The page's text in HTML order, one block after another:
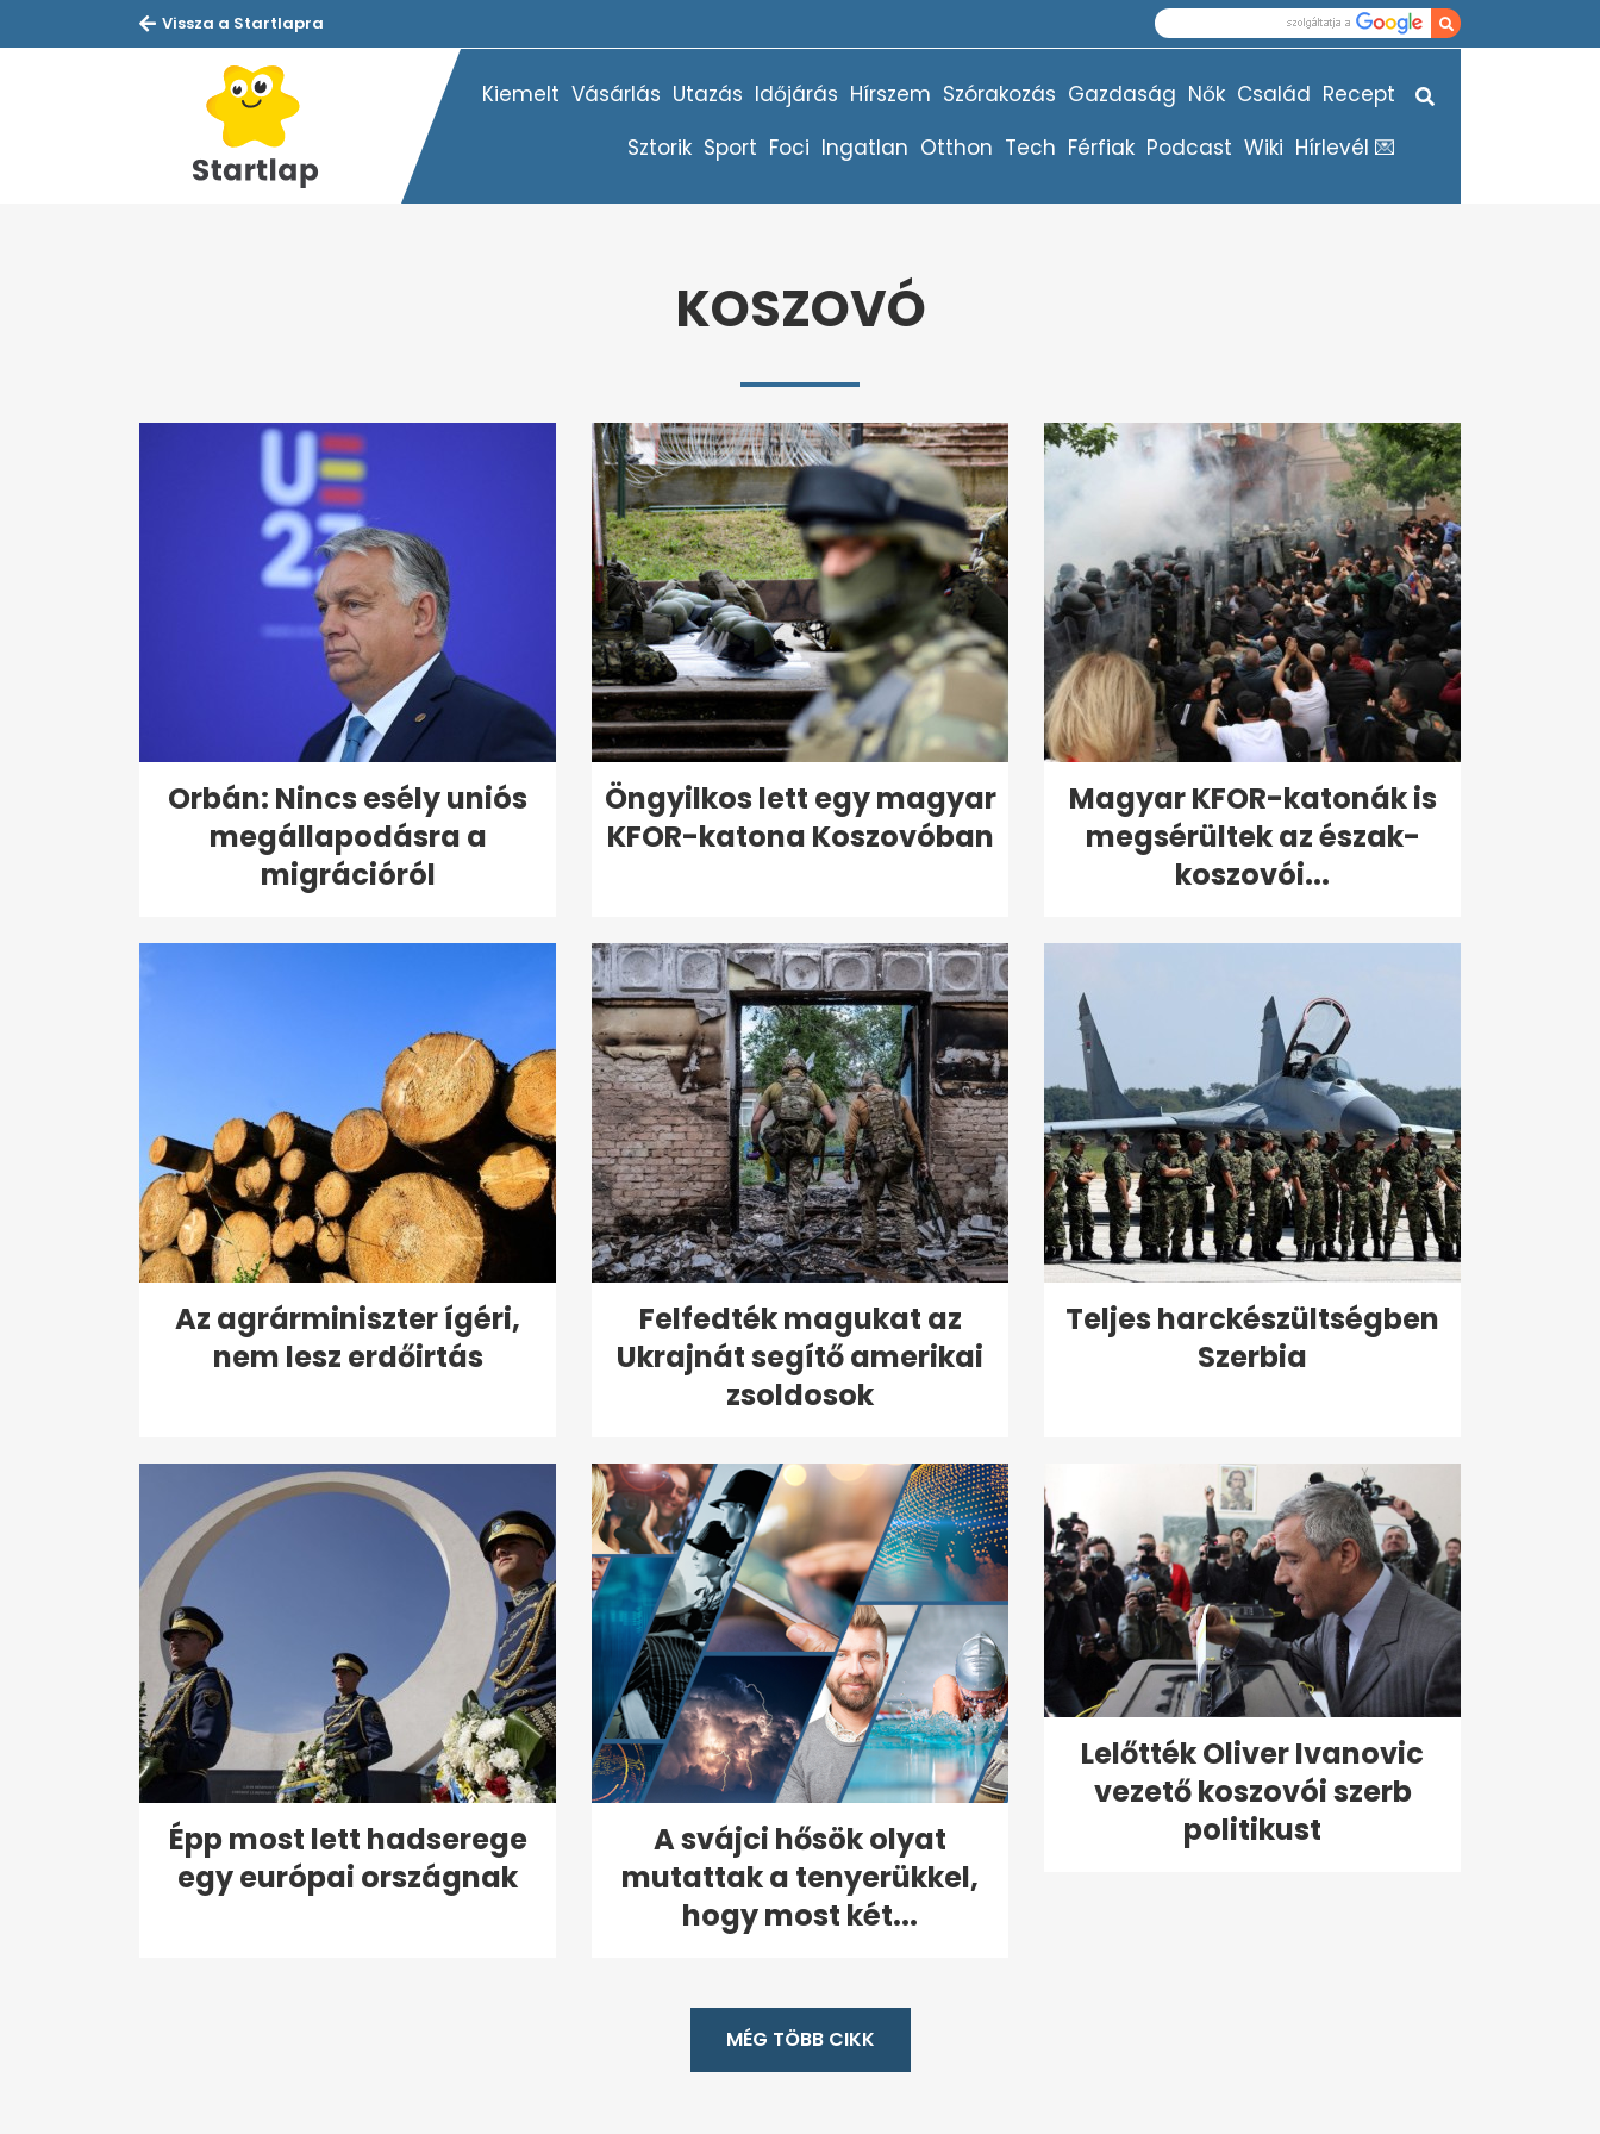
Vissza a Startlapra
Kiemelt Vásárlás Utazás Időjárás Hírszem Szórakozás Gazdaság Nők Család Recept
Sztorik Sport Foci Ingatlan Otthon Tech Férfiak Podcast Wiki Hírlevél 💌
KOSZOVÓ
Orbán: Nincs esély uniós
megállapodásra a
migrációról
Öngyilkos lett egy magyar
KFOR-katona Koszovóban
Magyar KFOR-katonák is
megsérültek az észak-
koszovói...
Az agrárminiszter ígéri,
nem lesz erdőirtás
Felfedték magukat az
Ukrajnát segítő amerikai
zsoldosok
Teljes harckészültségben
Szerbia
Épp most lett hadserege
egy európai országnak
A svájci hősök olyat
mutattak a tenyerükkel,
hogy most két...
Lelőtték Oliver Ivanovic
vezető koszovói szerb
politikust
MÉG TÖBB CIKK